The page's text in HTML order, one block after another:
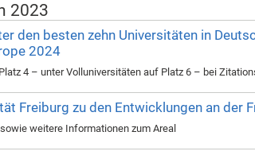
2023
den besten zehn Universitäten in
2024
4 – unter Volluniversitäten auf Platz 6 – bei
Freiburg zu den Entwicklungen an der
weitere Informationen zum Areal